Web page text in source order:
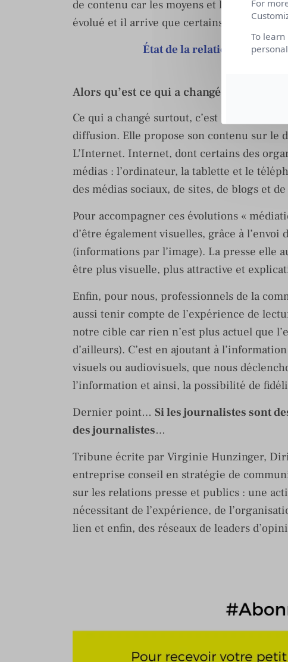
de contenu car les moyens et le temps
évolué et il arrive que certains d’entre eux
État de la relation
Alors qu’est ce qui a changé ?
Ce qui a changé surtout, c’est la presse !
diffusion. Elle propose son contenu sur le
L’Internet. Internet, dont certains des
médias : l’ordinateur, la tablette et le
des médias sociaux, de sites, de blogs et
Pour accompagner ces évolutions «
d’être également visuelles, grâce à
(informations par l’image). La presse elle
être plus visuelle, plus attractive et
Enfin, pour nous, professionnels de la
aussi tenir compte de l’expérience de
notre cible car rien n’est plus actuel que
d’ailleurs). C’est en ajoutant à
visuels ou audiovisuels, que nous
l’information et ainsi, la possibilité de
Dernier point… Si les journalistes sont
des journalistes…
Tribune écrite par Virginie Hunzinger,
entreprise conseil en stratégie de
sur les relations presse et publics : une
nécessitant de l’expérience, de
lien et enfin, des réseaux de leaders
For
To